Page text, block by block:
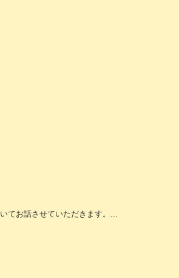
てお話させていただきます。...